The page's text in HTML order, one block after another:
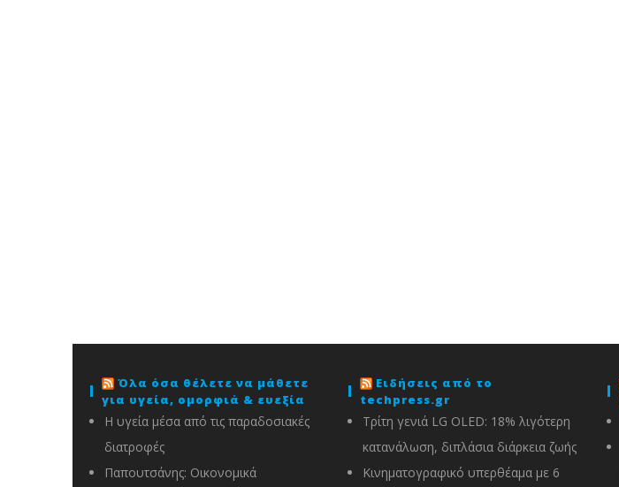
Όλα όσα θέλετε να μάθετε
για υγεία, ομορφιά & ευεξία
Η υγεία μέσα από τις παραδοσιακές
διατροφές
Παπουτσάνης: Οικονομικά
Ειδήσεις από το
techpress.gr
Τρίτη γενιά LG OLED: 18% λιγότερη
κατανάλωση, διπλάσια διάρκεια ζωής
Κινηματογραφικό υπερθέαμα με 6